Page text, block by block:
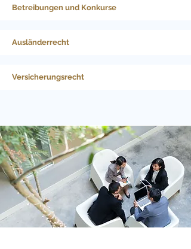
Betreibungen und Konkurse
Ausländerrecht
Versicherungsrecht